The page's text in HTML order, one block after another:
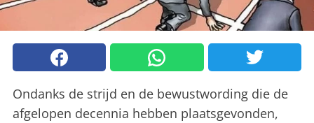
Ondanks de strijd en de bewustwording die de
afgelopen decennia hebben plaatsgevonden,